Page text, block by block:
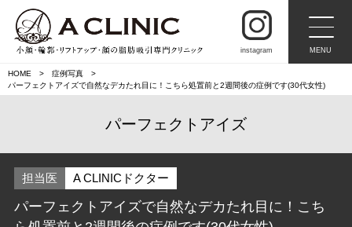
instagram MENU
HOME
症例写真
パーフェクトアイズで自然なデカたれ目に！こちら処置前と2週間後の症例です(30代女性)
パーフェクトアイズ
担当医 A CLINICドクター
パーフェクトアイズで自然なデカたれ目に！こち